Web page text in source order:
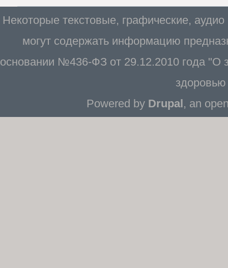
Некоторые текстовые, графические,
могут содержать информацию
основании №436-ФЗ от 29.12.2010 года "О
Powered by Drupal, an